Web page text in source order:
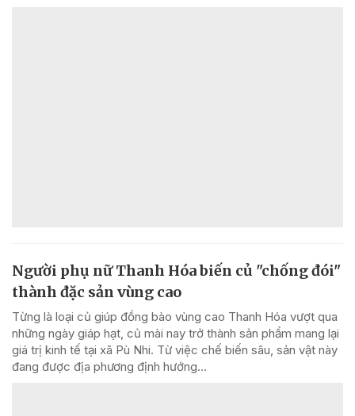
Người phụ nữ Thanh Hóa biến củ "chống đói"
thành đặc sản vùng cao
Từng là loại củ giúp đồng bào vùng cao Thanh Hóa vượt qua
những ngày giáp hạt, củ mài nay trở thành sản phẩm mang lại
giá trị kinh tế tại xã Pù Nhi. Từ việc chế biến sâu, sản vật này
đang được địa phương định hướng...